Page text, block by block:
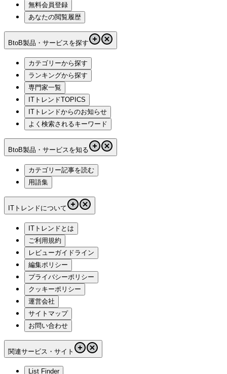
無料会員登録
あなたの閲覧履歴
BtoB製品・サービスを探す
カテゴリーから探す
ランキングから探す
専門家一覧
ITトレンドTOPICS
ITトレンドからのお知らせ
よく検索されるキーワード
BtoB製品・サービスを知る
カテゴリー記事を読む
用語集
ITトレンドについて
ITトレンドとは
ご利用規約
レビューガイドライン
編集ポリシー
プライバシーポリシー
クッキーポリシー
運営会社
サイトマップ
お問い合わせ
関連サービス・サイト
List Finder